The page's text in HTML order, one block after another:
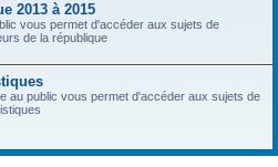
2013 à 2015
vous permet d'accéder aux sujets de
de la république
au public vous permet d'accéder aux sujets de